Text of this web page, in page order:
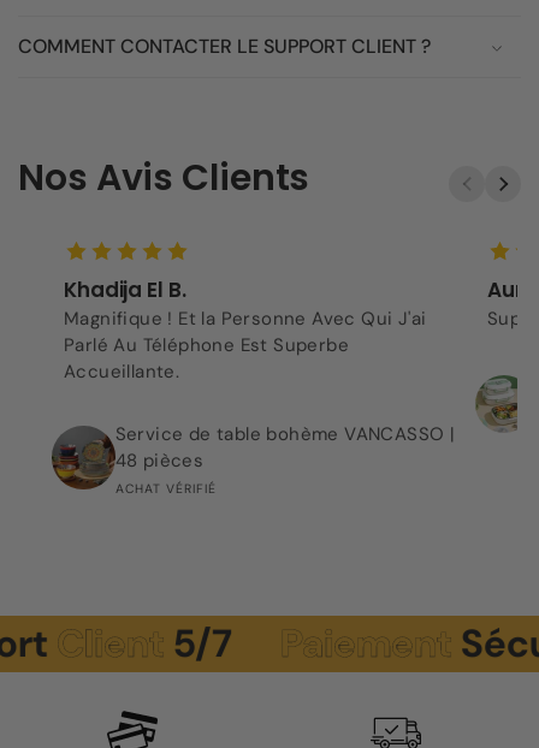
COMMENT CONTACTER LE SUPPORT CLIENT ?
Nos Avis Clients
Khadija El B.
Magnifique ! Et la Personne Avec Qui J'ai
Parlé Au Téléphone Est Superbe
Accueillante.
Service de table bohème VANCASSO |
48 pièces
ACHAT VÉRIFIÉ
5/7 PaiementSécurisé